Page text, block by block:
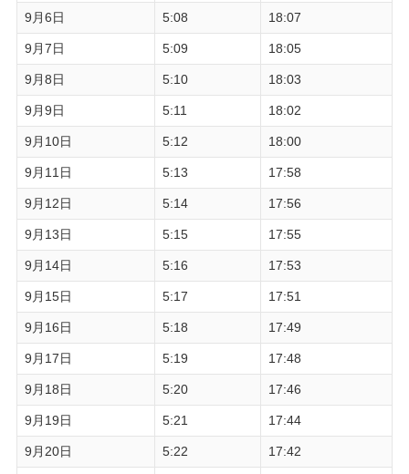
9月6日 5:08 18:07
9月7日 5:09 18:05
9月8日 5:10 18:03
9月9日 5:11 18:02
9月10日 5:12 18:00
9月11日 5:13 17:58
9月12日 5:14 17:56
9月13日 5:15 17:55
9月14日 5:16 17:53
9月15日 5:17 17:51
9月16日 5:18 17:49
9月17日 5:19 17:48
9月18日 5:20 17:46
9月19日 5:21 17:44
9月20日 5:22 17:42